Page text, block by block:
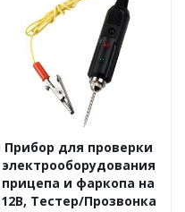
Прибор для проверки
электрооборудования
прицепа и фаркопа на
12В, Тестер/Прозвонка